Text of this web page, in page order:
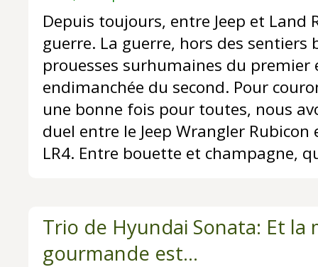
Depuis toujours, entre Jeep et Land
guerre. La guerre, hors des sentiers
prouesses surhumaines du
endimanchée du second. Pour
une bonne fois pour toutes, nous
duel entre le Jeep Wrangler Rubicon
LR4. Entre bouette et champagne,
Trio de Hyundai Sonata: Et la
gourmande est...